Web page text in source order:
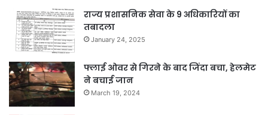
राज्य प्रशासनिक सेवा के 9 अधिकारियों का
तबादला
January 24, 2025
फ्लाई ओवर से गिरने के बाद जिंदा बचा, हेलमेट
ने बचाई जान
March 19, 2024